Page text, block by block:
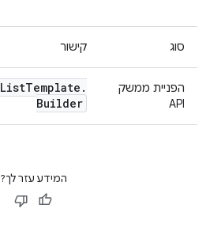
סוג קישור
הפניית ממשק
API
ListTemplate .
Builder
המידע עזר לך?